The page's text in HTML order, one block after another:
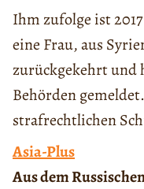
Ihm zufolge ist
eine Frau, aus
zurückgekehrt und
Behörden
strafrechtlichen
Asia-Plus
Aus dem